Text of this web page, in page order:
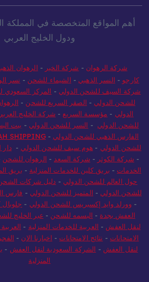
أهم المواقع المتخصصة في المملكة
ودول الخليج العربي
شركة الرهوان - شركة الخير - الرهوان
كارجو - النسر الذهبي - الشيماء للشحن - نسر
شركة السيف للشحن الدولي - المركز السعودي
للشحن الدولي - الصقر السريع للشحن -
الدولي - مؤسسة السريع - شركة الخليج
للشحن الدولي - النسر للشحن الدولي - بيت
الفارس الذهبي للشحن الدولي -
SHIPPING
للشحن الدولي - هوم سيف للشحن الدولي -دار
- شركة الكوثر - شركة السعد - الرهوان للشحن
الخدمات - بريق كلين للخدمات المنزلية - بريق
حول العالم للشحن الدولي - دليل شركات
للشحن الدولي - المتميز للشحن الدولي - فارس
- وورلد وايد إكسبريس للشحن الدولي - جلوبال
العفش بجدة - البسمه للشحن - عبر الخليج
لنقل العفش - العربية للخدمات المنزلية -
الامتحانات - نتائج الامتحانات - اخبارنا الان -
لنقل العفش - الشركة السعودية لنقل العفش -
المنزلية